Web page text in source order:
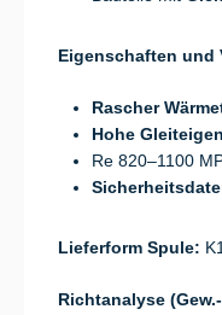
Eigenschaften und
Rascher
Hohe
Re 820–1100
Lieferform Spule:
Richtanalyse